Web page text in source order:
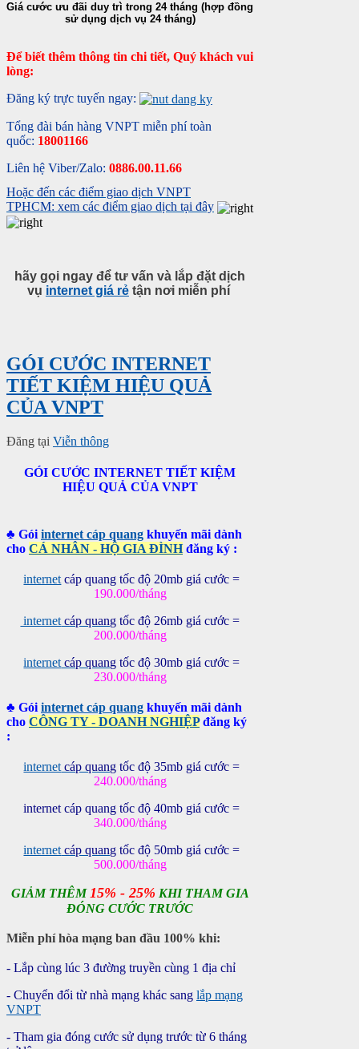
Giá cước ưu đãi duy trì trong 24 tháng (hợp đồng
sử dụng dịch vụ 24 tháng)
Để biết thêm thông tin chi tiết, Quý khách vui
lòng:
Đăng ký trực tuyến ngay:
Tổng đài bán hàng VNPT miễn phí toàn
quốc: 18001166
Liên hệ Viber/Zalo: 0886.00.11.66
Hoặc đến các điểm giao dịch VNPT
TPHCM: xem các điểm giao dịch tại đây
hãy gọi ngay để tư vấn và lắp đặt dịch
vụ internet giá rẻtận nơi miễn phí
GÓI CƯỚC INTERNET
TIẾT KIỆM HIỆU QUẢ
CỦA VNPT
Đăng tại Viễn thông
GÓI CƯỚC INTERNET TIẾT KIỆM
HIỆU QUẢ CỦA VNPT
♣ Gói internet cáp quang khuyến mãi dành
cho CÁ NHÂN - HỘ GIA ĐÌNHđăng ký :
internet cáp quang tốc độ 20mb giá cước =
190.000/tháng
internet cáp quang tốc độ 26mb giá cước =
200.000/tháng
internet cáp quang tốc độ 30mb giá cước =
230.000/tháng
♣ Gói internet cáp quang khuyến mãi dành
cho CÔNG TY - DOANH NGHIỆPđăng ký
:
internet cáp quang tốc độ 35mb giá cước =
240.000/tháng
internet cáp quang tốc độ 40mb giá cước =
340.000/tháng
internet cáp quang tốc độ 50mb giá cước =
500.000/tháng
GIẢM THÊM15% - 25% KHI THAM GIA
ĐÓNG CƯỚC TRƯỚC
Miễn phí hòa mạng ban đầu 100% khi:
- Lắp cùng lúc 3 đường truyền cùng 1 địa chỉ
- Chuyển đổi từ nhà mạng khác sang lắp mạng
VNPT
- Tham gia đóng cước sử dụng trước từ 6 tháng